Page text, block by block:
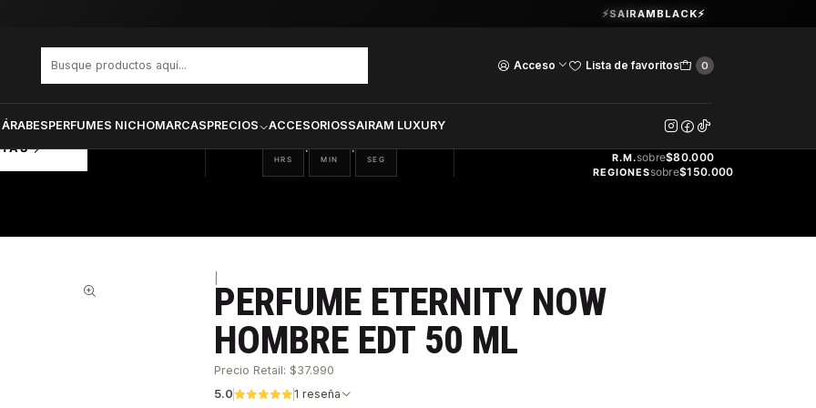
Acceso Lista de favoritos 0
PERFUMES NICHOMARCASPRECIOS ACCESORIOSSAIRAM LUXURY
Guardia Vieja 202. Oficina 102.Ver Horarios
⚡SAIRAMBLACK⚡
07
HRS
: 56
MIN
: 48
SEG
GRATIS
R.M.sobre$80.000
REGIONESsobre$150.000
PERFUME ETERNITY NOW
HOMBRE EDT 50 ML
Precio Retail: $37.990
5.0
1 reseña